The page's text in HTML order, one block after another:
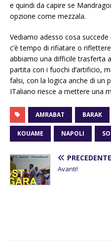
e quindi da capire se
opzione come mezzala.
Vediamo adesso cosa
c’è tempo di rifiatare o
abbiamo una difficile trasferta
partita con i fuochi d’artificio,
falsi, con la logica anche di un
ITaliano riesce a mettere una
AMRABAT BARAK
KOUAME NAPOLI
PRECEDENTE
Avanti!